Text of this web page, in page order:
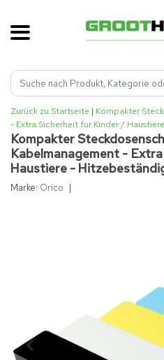
Zurück zu Startseite | Kompakter
- Extra Sicherheit für Kinder /
Kompakter
Kabelmanagement -
Haustiere -
Marke: Orico |